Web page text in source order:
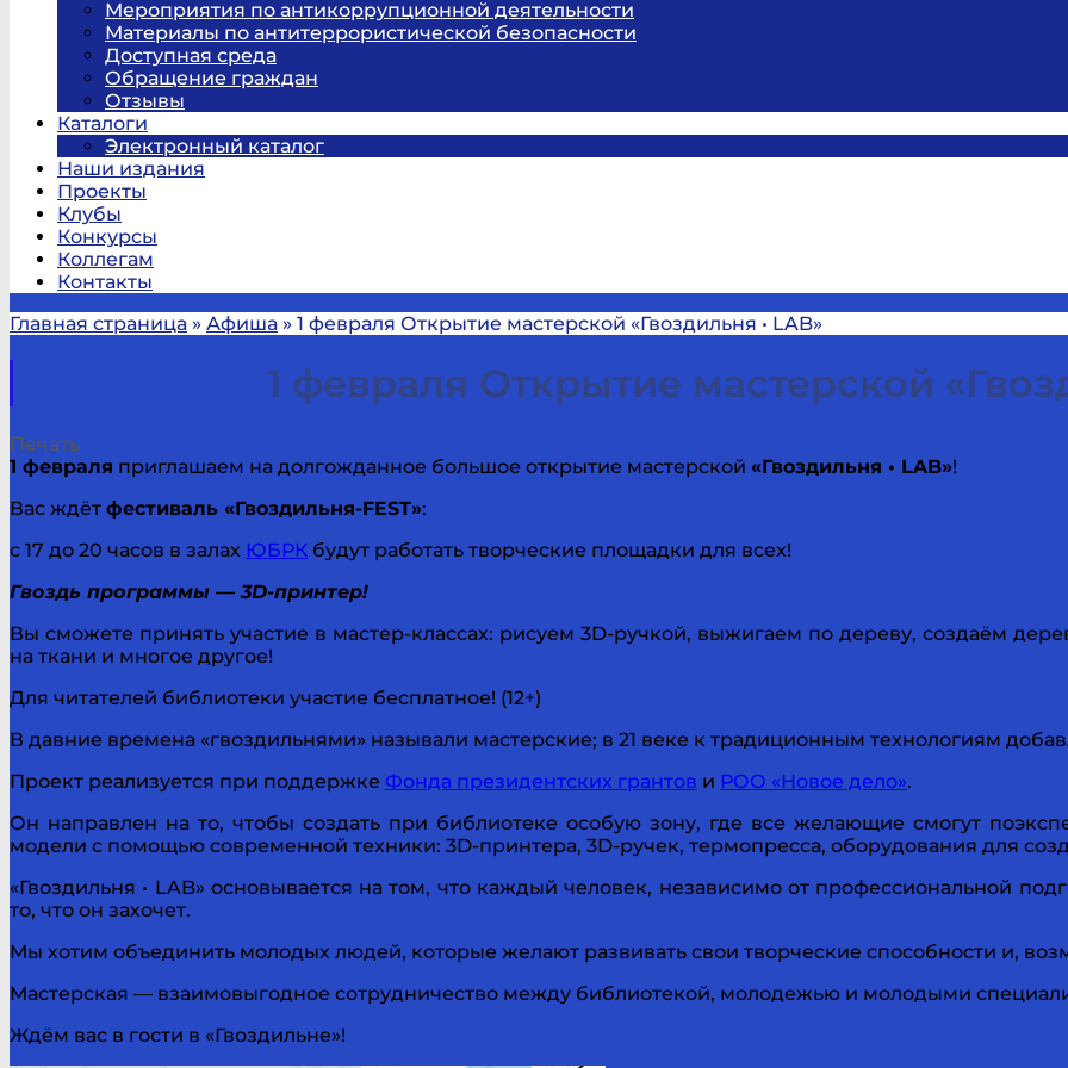
Мероприятия по антикоррупционной деятельности
Материалы по антитеррористической безопасности
Доступная среда
Обращение граждан
Отзывы
Каталоги
Электронный каталог
Наши издания
Проекты
Клубы
Конкурсы
Коллегам
Контакты
Главная страница » Афиша » 1 февраля Открытие мастерской «Гвоздильня • LAB»
1 февраля Открытие мастерской
Печать
1 февраля приглашаем на долгожданное большое открытие мастерской «Гвоздильня • LAB»!
Вас ждёт фестиваль «Гвоздильня-FEST»:
с 17 до 20 часов в залах ЮБРК будут работать творческие площадки для всех!
Гвоздь программы — 3D-принтер!
Вы сможете принять участие в мастер-классах: рисуем 3D-ручкой, выжигаем по дереву, создаём
на ткани и многое другое!
Для читателей библиотеки участие бесплатное! (12+)
В давние времена «гвоздильнями» называли мастерские; в 21 веке к традиционным технологиям
Проект реализуется при поддержке Фонда президентских грантов и РОО «Новое дело».
Он направлен на то, чтобы создать при библиотеке особую зону, где все желающие смогут
модели с помощью современной техники: 3D-принтера, 3D-ручек, термопресса, оборудования для
«Гвоздильня • LAB» основывается на том, что каждый человек, независимо от профессиональной
то, что он захочет.
Мы хотим объединить молодых людей, которые желают развивать свои творческие способности и,
Мастерская — взаимовыгодное сотрудничество между библиотекой, молодежью и молодыми
Ждём вас в гости в «Гвоздильне»!